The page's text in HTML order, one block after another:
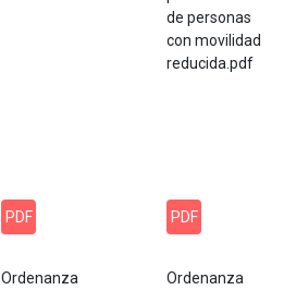
de personas
con movilidad
reducida.pdf
PDF
Ordenanza
PDF
Ordenanza